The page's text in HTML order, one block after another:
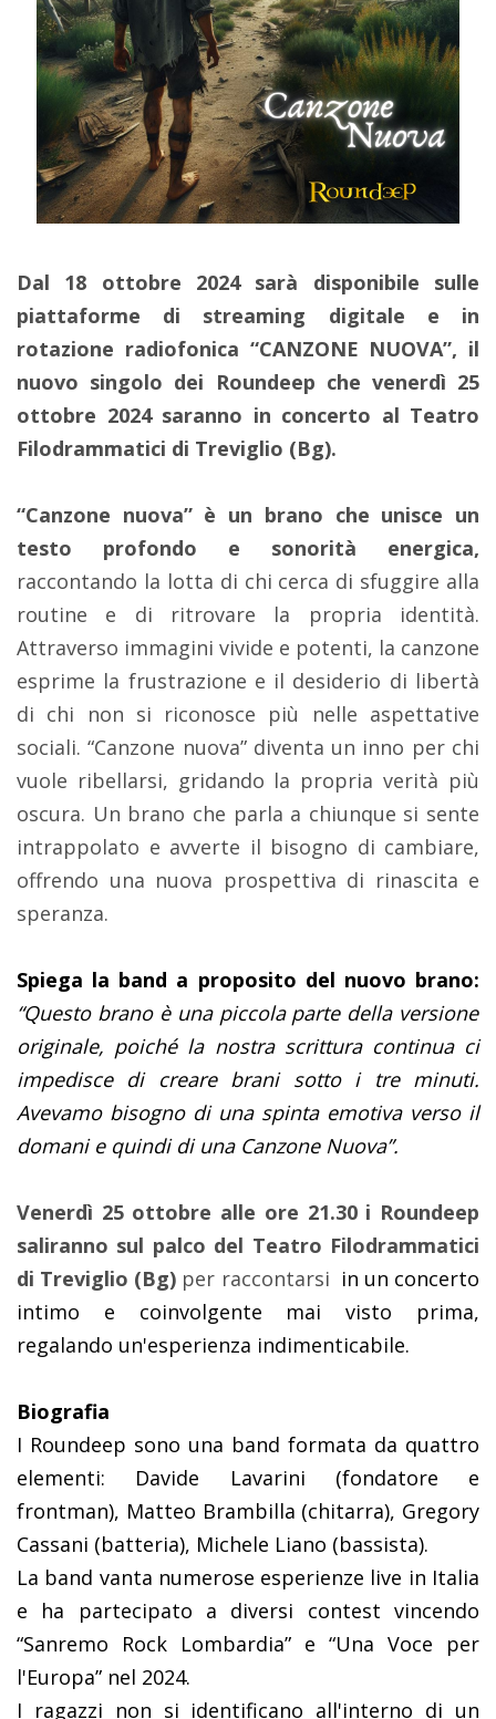
Dal 18 ottobre 2024 sarà disponibile sulle
piattaforme di streaming digitale e in
rotazione radiofonica “CANZONE NUOVA”, il
nuovo singolo dei Roundeep che venerdì 25
ottobre 2024 saranno in concerto al Teatro
Filodrammatici di Treviglio (Bg).
“Canzone nuova” è un brano che unisce un
testo profondo e sonorità energica,
raccontando la lotta di chi cerca di sfuggire alla
routine e di ritrovare la propria identità.
Attraverso immagini vivide e potenti, la canzone
esprime la frustrazione e il desiderio di libertà
di chi non si riconosce più nelle aspettative
sociali. “Canzone nuova” diventa un inno per chi
vuole ribellarsi, gridando la propria verità più
oscura. Un brano che parla a chiunque si sente
intrappolato e avverte il bisogno di cambiare,
offrendo una nuova prospettiva di rinascita e
speranza.
Spiega la band a proposito del nuovo brano:
“Questo brano è una piccola parte della versione
originale, poiché la nostra scrittura continua ci
impedisce di creare brani sotto i tre minuti.
Avevamo bisogno di una spinta emotiva verso il
domani e quindi di una Canzone Nuova”.
Venerdì 25 ottobre alle ore 21.30 i Roundeep
saliranno sul palco del Teatro Filodrammatici
di Treviglio (Bg) per raccontarsi in un concerto
intimo e coinvolgente mai visto prima,
regalando un'esperienza indimenticabile.
Biografia
I Roundeep sono una band formata da quattro
elementi: Davide Lavarini (fondatore e
frontman), Matteo Brambilla (chitarra), Gregory
Cassani (batteria), Michele Liano (bassista).
La band vanta numerose esperienze live in Italia
e ha partecipato a diversi contest vincendo
“Sanremo Rock Lombardia” e “Una Voce per
l'Europa” nel 2024.
I ragazzi non si identificano all'interno di un